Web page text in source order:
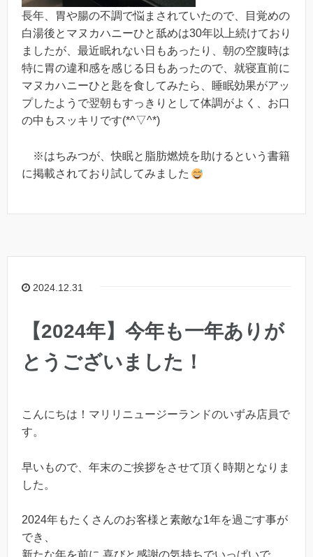
長年、胃や腸の不調で悩まされていたので、目覚めの
白湯後とマヌカハニーひと舐めは30年以上続けており
ましたが、最近眠れない日もあったり、朝の空腹時は
特に胃の違和感を感じる日もあったので、就寝直前に
マヌカハニーひと匙を食してみたら、睡眠効果がアッ
プしたようで翌朝もすっきりとして体調がよく、お口
の中もスッキリです(*^▽^*)
※はちみつが、快眠と脂肪燃焼を助けるという書籍
に掲載されており試してみました
2024.12.31
【2024年】今年も一年ありが
とうございました！
こんにちは！マリリニュージーランドのいずみ店員で
す。
早いもので、年末のご挨拶をさせて頂く時期となりま
した。
2024年もたくさんのお客様と素敵な1年を過ごす事が
でき、